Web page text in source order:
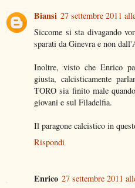
Biansi 27 settembre 2011
Siccome si sta divagando
sparati da Ginevra e non
Inoltre, visto che Enrico
giusta, calcisticamente
TORO sia finito male
giovani e sul Filadelfia.
Il paragone calcistico in
Rispondi
Enrico 27 settembre 2011